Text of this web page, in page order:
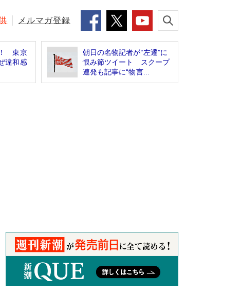
メルマガ登録
東京
違和感
朝日の名物記者が“左遷”に
恨み節ツイート スクープ
連発も記事に“物言...